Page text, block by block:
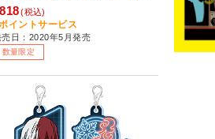
Ass Temple 【sof001】
(税込)
イントサービス
売日：2020年5月発売
数量限定